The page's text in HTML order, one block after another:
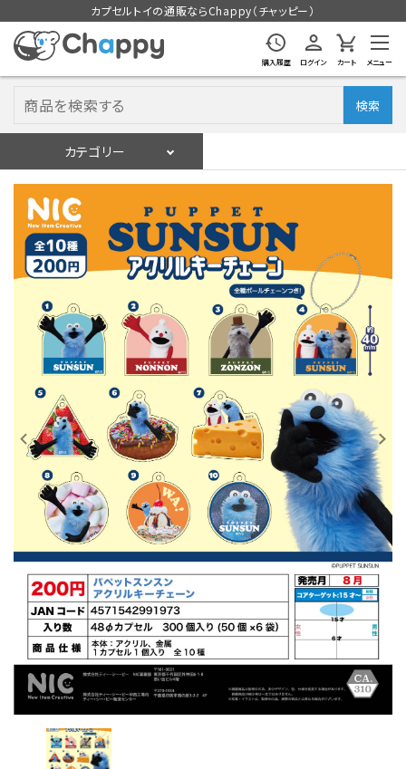
カプセルトイの通販ならChappy（チャッピー）
購入履歴 ログイン カート メニュー
検索
カテゴリー
ログイン
入荷スケジュールをチェック
カプセルトイマシン本体
カプセルトイ
販促用空カプセル
レンタル
景品・玩具・文具
販促用カプセルトイ
よくあるご質問
ご利用ガイド
06-6282-7659